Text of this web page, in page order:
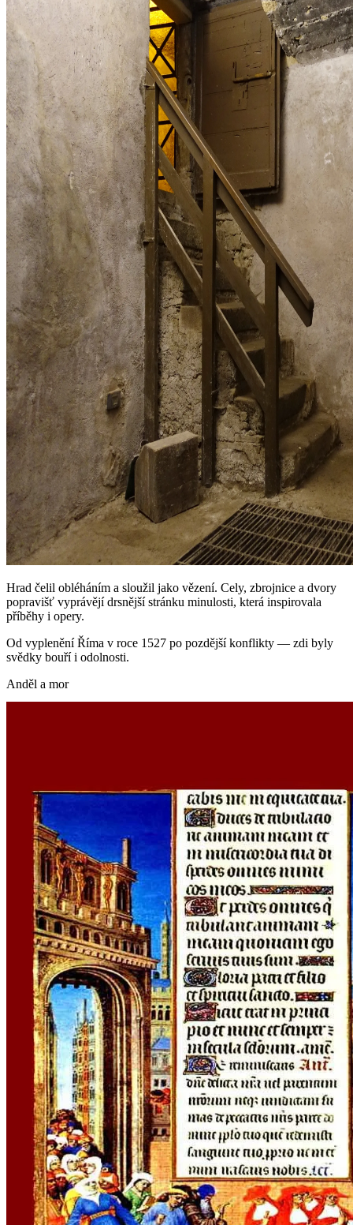
Hrad čelil obléháním a sloužil jako vězení. Cely, zbrojnice a dvory
popravišť vyprávějí drsnější stránku minulosti, která inspirovala
příběhy i opery.
Od vyplenění Říma v roce 1527 po pozdější konflikty — zdi byly
svědky bouří i odolnosti.
Anděl a mor